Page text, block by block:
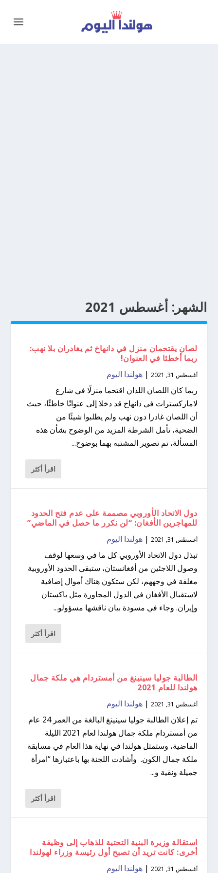
الشهر: أغسطس 2021
لصان يقتحمان منزل في دانهاخ ثم يغادران بلا نهب:
ربما أخطئا في العنوان!
أغسطس 31, 2021 |هولندا اليوم
ربما كان اللصان اللذان اقتحما منزلًا في شارع
لاماركسترات في دانهاخ قد دخلا إلى عنوانًا خاطئًا، حيث
أن اللصان غادرا دون نهب ولم يطلبوا شيئًا من
الضحية، تأمل الشرطة المزيد من الوضوح بشأن هذه
المسألة، تم تصوير المشتبه بهما بوضوح...
اقرأ أكثر
دول الاتحاد الأوروبي مصممة على عدم فتح الحدود
للمهاجرين الأفغان: “لن نكرر ما حصل في الماضي”
أغسطس 31, 2021 |هولندا اليوم
تبذل دول الاتحاد الأوروبي كل ما في وسعها لوقف
وصول اللاجئين من أفغانستان، ستبقى الحدود الأوروبية
مغلقة في وجههم، لكن ستكون هناك أموال إضافية
لاستقبال الأفغان في الدول المجاورة مثل باكستان
وإيران. وجاء في مسودة بيان ناقشها مسؤولو...
اقرأ أكثر
الطالبة جوليا سينينغ من أمستردام هي ملكة جمال
هولندا للعام 2021
أغسطس 31, 2021 |هولندا اليوم
تم إعلان الطالبة جوليا سينينغ البالغة من العمر 24 عام
من أمستردام ملكة جمال هولندا لعام 2021 الليلة
الماضية، وستمثل هولندا في نهاية هذا العام في مسابقة
ملكة جمال الكون. وأشادت اللجنة بها باعتبارها “امرأة
جميلة ونقية و...
اقرأ أكثر
استقالة وزيرة البنية التحتية للذهاب إلى وظيفة
أخرى: كانت تريد أن تصبح أول رئيسة وزراء لهولندا
أغسطس 31, 2021 |هولندا اليوم